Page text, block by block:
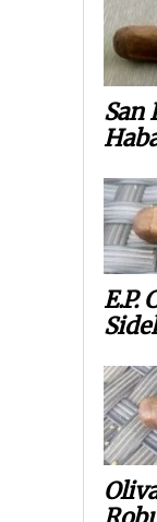
San
E.P.